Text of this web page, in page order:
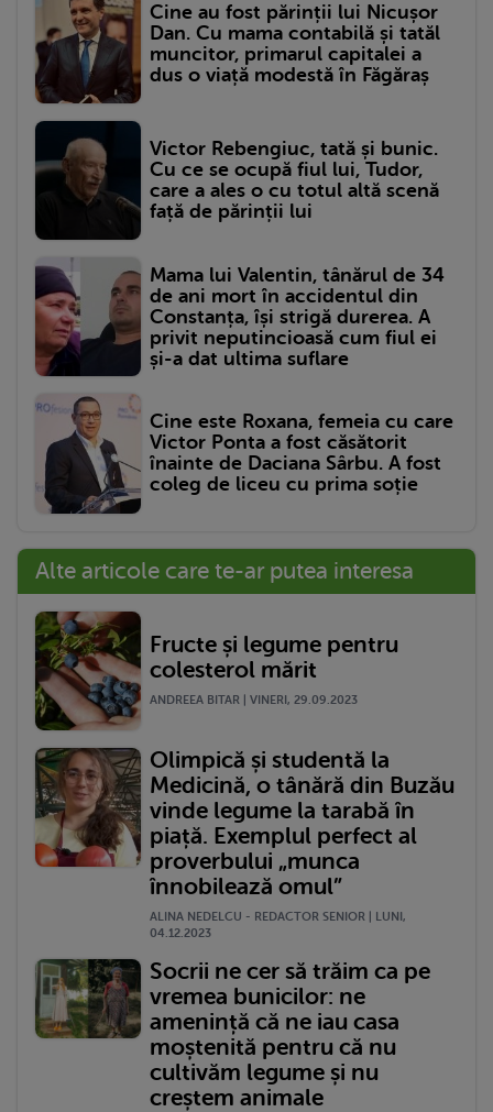
Cine au fost părinții lui Nicușor
Dan. Cu mama contabilă și tatăl
muncitor, primarul capitalei a
dus o viață modestă în Făgăraș
Victor Rebengiuc, tată și bunic.
Cu ce se ocupă fiul lui, Tudor,
care a ales o cu totul altă scenă
față de părinții lui
Mama lui Valentin, tânărul de 34
de ani mort în accidentul din
Constanța, își strigă durerea. A
privit neputincioasă cum fiul ei
și-a dat ultima suflare
Cine este Roxana, femeia cu care
Victor Ponta a fost căsătorit
înainte de Daciana Sârbu. A fost
coleg de liceu cu prima soție
Alte articole care te-ar putea interesa
Fructe și legume pentru
colesterol mărit
ANDREEA BITAR | VINERI, 29.09.2023
Olimpică și studentă la
Medicină, o tânără din Buzău
vinde legume la tarabă în
piață. Exemplul perfect al
proverbului „munca
înnobilează omul”
ALINA NEDELCU - REDACTOR SENIOR | LUNI,
04.12.2023
Socrii ne cer să trăim ca pe
vremea bunicilor: ne
amenință că ne iau casa
moștenită pentru că nu
cultivăm legume și nu
creștem animale